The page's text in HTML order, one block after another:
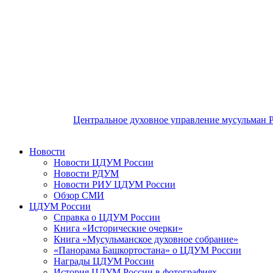
Центральное духовное управление мусульман
Новости
Новости ЦДУМ России
Новости РДУМ
Новости РИУ ЦДУМ России
Обзор СМИ
ЦДУМ России
Справка о ЦДУМ России
Книга «Исторические очерки»
Книга «Мусульманское духовное собрание»
«Панорама Башкортостана» о ЦДУМ России
Награды ЦДУМ России